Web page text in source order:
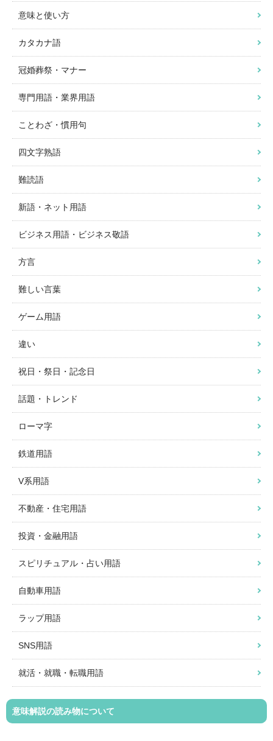
意味と使い方
カタカナ語
冠婚葬祭・マナー
専門用語・業界用語
ことわざ・慣用句
四文字熟語
難読語
新語・ネット用語
ビジネス用語・ビジネス敬語
方言
難しい言葉
ゲーム用語
違い
祝日・祭日・記念日
話題・トレンド
ローマ字
鉄道用語
V系用語
不動産・住宅用語
投資・金融用語
スピリチュアル・占い用語
自動車用語
ラップ用語
SNS用語
就活・就職・転職用語
意味解説の読み物について